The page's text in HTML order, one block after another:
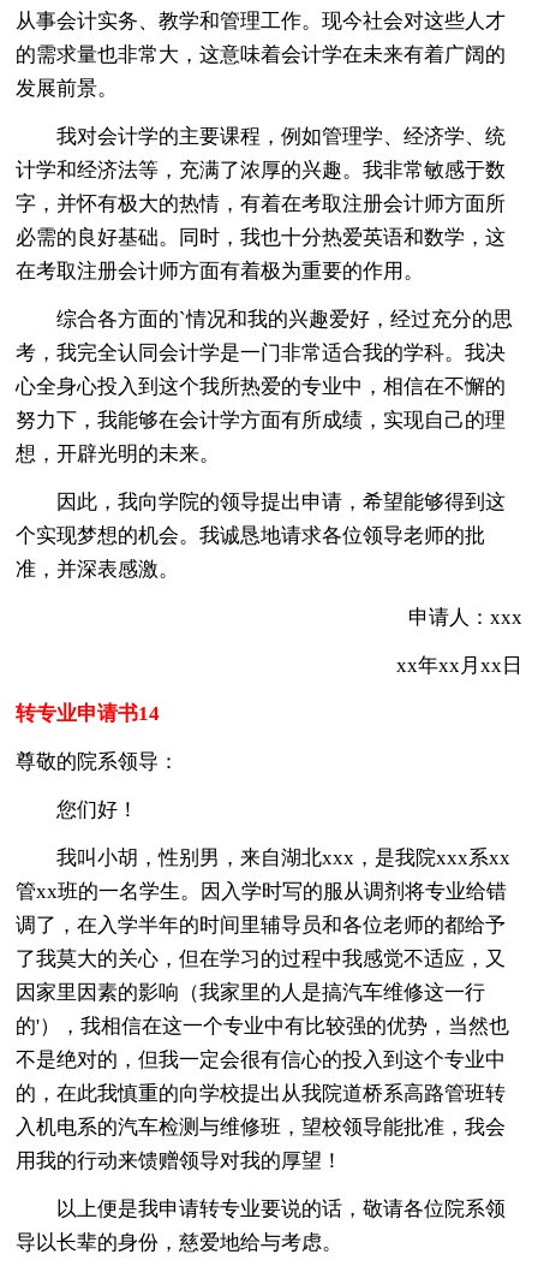
从事会计实务、教学和管理工作。现今社会对这些人才
的需求量也非常大，这意味着会计学在未来有着广阔的
发展前景。
我对会计学的主要课程，例如管理学、经济学、统
计学和经济法等，充满了浓厚的兴趣。我非常敏感于数
字，并怀有极大的热情，有着在考取注册会计师方面所
必需的良好基础。同时，我也十分热爱英语和数学，这
在考取注册会计师方面有着极为重要的作用。
综合各方面的`情况和我的兴趣爱好，经过充分的思
考，我完全认同会计学是一门非常适合我的学科。我决
心全身心投入到这个我所热爱的专业中，相信在不懈的
努力下，我能够在会计学方面有所成绩，实现自己的理
想，开辟光明的未来。
因此，我向学院的领导提出申请，希望能够得到这
个实现梦想的机会。我诚恳地请求各位领导老师的批
准，并深表感激。
申请人：xxx
xx年xx月xx日
转专业申请书14
尊敬的院系领导：
您们好！
我叫小胡，性别男，来自湖北xxx，是我院xxx系xx
管xx班的一名学生。因入学时写的服从调剂将专业给错
调了，在入学半年的时间里辅导员和各位老师的都给予
了我莫大的关心，但在学习的过程中我感觉不适应，又
因家里因素的影响（我家里的人是搞汽车维修这一行
的'），我相信在这一个专业中有比较强的优势，当然也
不是绝对的，但我一定会很有信心的投入到这个专业中
的，在此我慎重的向学校提出从我院道桥系高路管班转
入机电系的汽车检测与维修班，望校领导能批准，我会
用我的行动来馈赠领导对我的厚望！
以上便是我申请转专业要说的话，敬请各位院系领
导以长辈的身份，慈爱地给与考虑。